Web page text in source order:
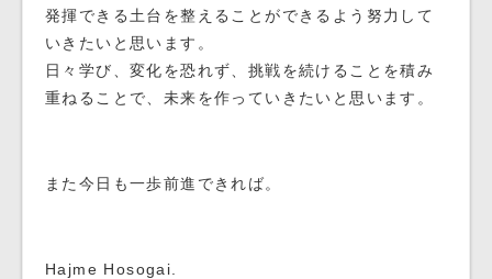
発揮できる土台を整えることができるよう努力して
いきたいと思います。
日々学び、変化を恐れず、挑戦を続けることを積み
重ねることで、未来を作っていきたいと思います。
また今日も一歩前進できれば。
Hajme Hosogai.